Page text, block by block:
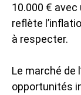
10.000 €
reflète
à respecter.
Le marché de
opportunités